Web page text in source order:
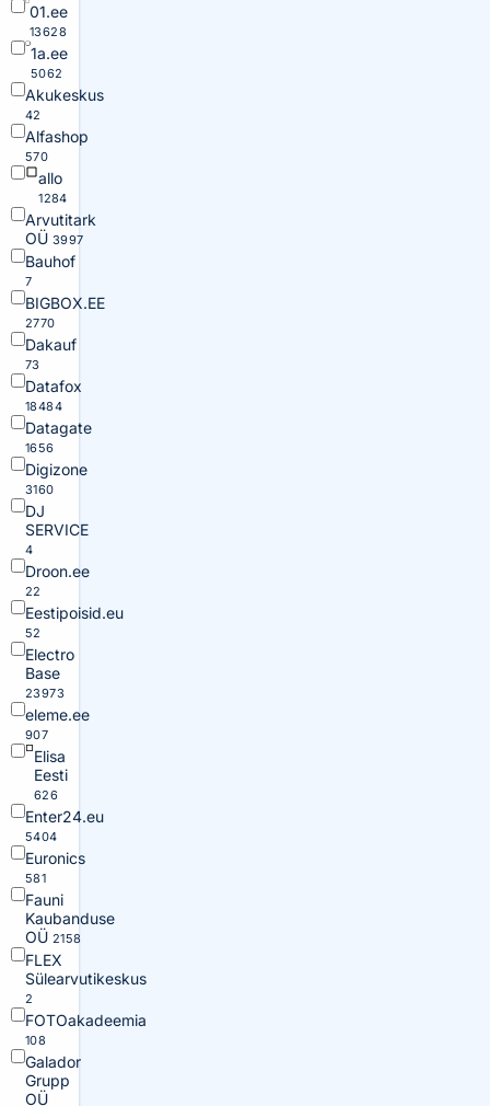
01.ee
13628
1a.ee
5062
Akukeskus
42
Alfashop
570
allo
1284
Arvutitark
OÜ 3997
Bauhof
7
BIGBOX.EE
2770
Dakauf
73
Datafox
18484
Datagate
1656
Digizone
3160
DJ
SERVICE
4
Droon.ee
22
Eestipoisid.eu
52
Electro
Base
23973
eleme.ee
907
Elisa
Eesti
626
Enter24.eu
5404
Euronics
581
Fauni
Kaubanduse
OÜ 2158
FLEX
Sülearvutikeskus
2
FOTOakadeemia
108
Galador
Grupp
OÜ